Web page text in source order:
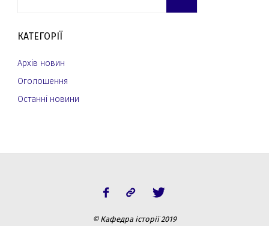
КАТЕГОРІЇ
Архів новин
Оголошення
Останні новини
© Кафедра історії 2019